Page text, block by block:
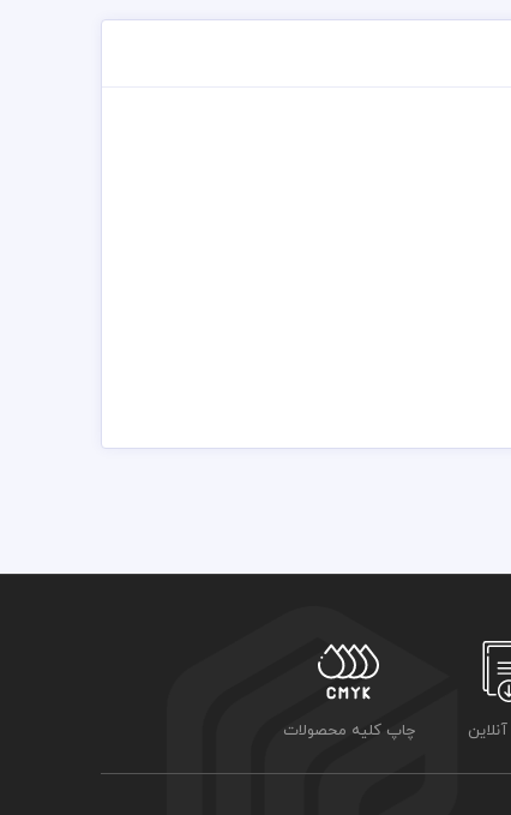
و دوست داران گردآوری و ساخته شود که بتوانید
را می دهد که می توانید در هر ابعادی بزرگ
طرز استفاده از وکتور لایه باز در سایت میهن پی اس دی
آنلاین چاپ کلیه محصولات